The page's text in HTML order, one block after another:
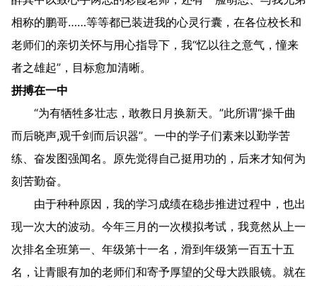
相称的鹏哥……等等都已装进我的心灵行囊，在各位校长和
老师们的亲切关怀与用心指导下，我“忆以往之意气，憧来
者之雄起”，目标愈加清晰。
拼搏在一中
“为有牺牲多壮志，敢教日月换新天。”此所谓“操千曲
而后晓声,观千剑而后识器”。一中的学子们素来以勤学苦
练、奋发图强闻名。原先觉得自己挺用功的，后来才知何为
刻苦勤奋。
由于种种原因，我的学习成绩在稳步推进过程中，也出
现一次大的波动。今年三月的一次模拟考试，我竟然从上一
次排名全班第一、年级第十一名，滑到年级第一百五十五
名，让青眼有加的老师们和寄予厚望的父母大跌眼镜。就在